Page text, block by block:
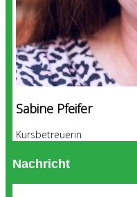
Sabine Pfeifer
Kursbetreuerin
Nachricht